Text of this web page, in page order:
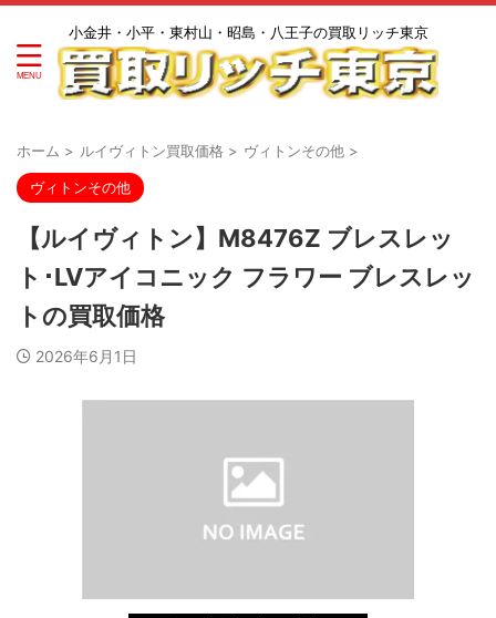
小金井・小平・東村山・昭島・八王子の買取リッチ東京
ホーム > ルイヴィトン買取価格 > ヴィトンその他 >
ヴィトンその他
【ルイヴィトン】M8476Z ブレスレッ
ト･LVアイコニック フラワー ブレスレッ
トの買取価格
2026年6月1日